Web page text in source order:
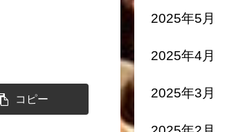
コピー
2025年5月
2025年4月
2025年3月